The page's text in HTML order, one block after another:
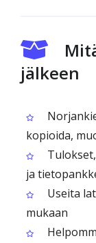
jälkeen
kopioida,
ja
Useita
mukaan